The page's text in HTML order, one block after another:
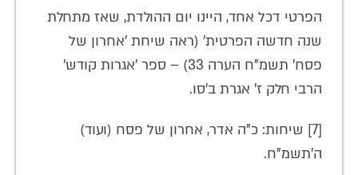
הפרטי דכל אחד, היינו יום ההולדת, שאז מתחלת
שנה חדשה הפרטית' (ראה שיחת 'אחרון של
פסח' תשמ"ח הערה 33) – ספר 'אגרות קודש'
הרבי חלק ז' אגרת ב'סו.
[7] שיחות: כ"ה אדר, אחרון של פסח (ועוד)
ה'תשמ"ח.